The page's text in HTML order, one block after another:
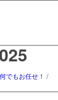
でもお任せ！ /